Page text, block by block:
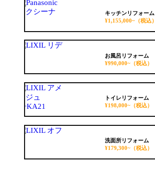
ー
無料お見積もり
資料請求
イベント参加申込み
キッチンリフォーム
¥1,155,000~ （税込）
お風呂リフォーム
¥990,000~ （税込）
トイレリフォーム
¥198,000~ （税込）
洗面所リフォーム
¥179,300~ （税込）